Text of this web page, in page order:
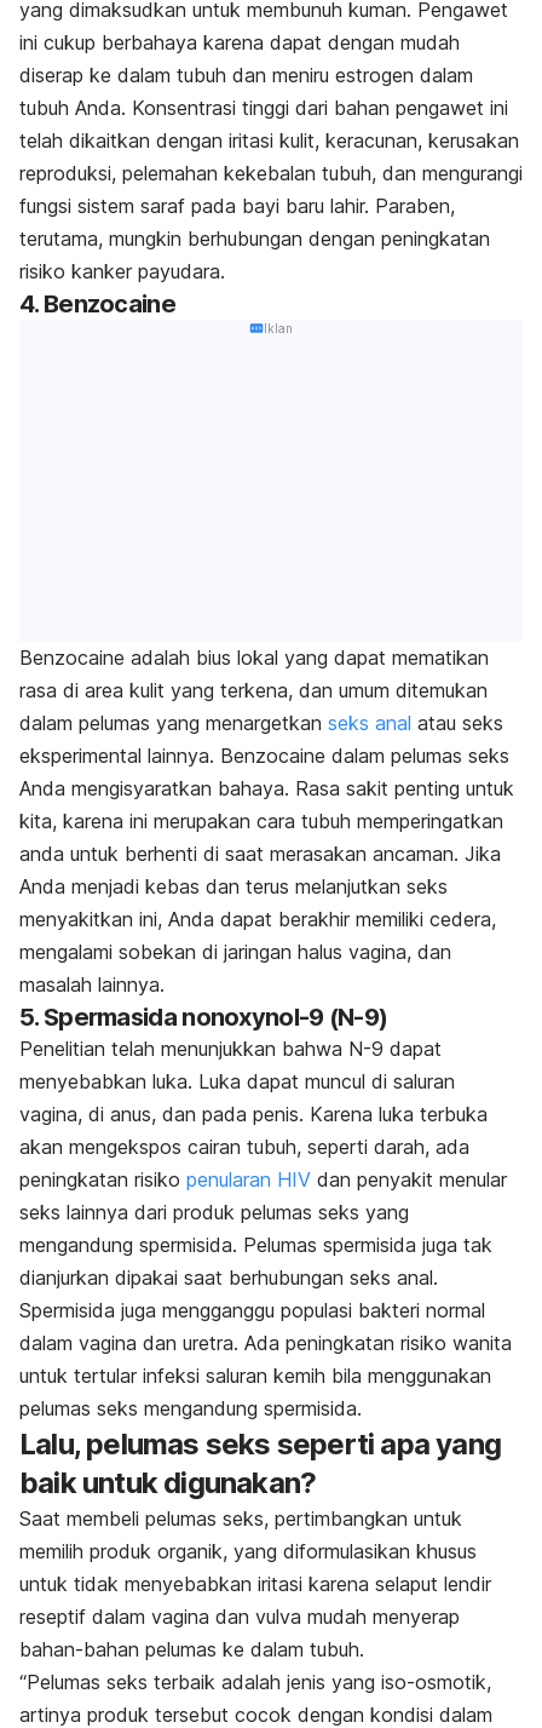
yang dimaksudkan untuk membunuh kuman. Pengawet
ini cukup berbahaya karena dapat dengan mudah
diserap ke dalam tubuh dan meniru estrogen dalam
tubuh Anda. Konsentrasi tinggi dari bahan pengawet ini
telah dikaitkan dengan iritasi kulit, keracunan, kerusakan
reproduksi, pelemahan kekebalan tubuh, dan mengurangi
fungsi sistem saraf pada bayi baru lahir. Paraben,
terutama, mungkin berhubungan dengan peningkatan
risiko kanker payudara.
4. Benzocaine
Iklan
Benzocaine adalah bius lokal yang dapat mematikan
rasa di area kulit yang terkena, dan umum ditemukan
dalam pelumas yang menargetkan seks anal atau seks
eksperimental lainnya. Benzocaine dalam pelumas seks
Anda mengisyaratkan bahaya. Rasa sakit penting untuk
kita, karena ini merupakan cara tubuh memperingatkan
anda untuk berhenti di saat merasakan ancaman. Jika
Anda menjadi kebas dan terus melanjutkan seks
menyakitkan ini, Anda dapat berakhir memiliki cedera,
mengalami sobekan di jaringan halus vagina, dan
masalah lainnya.
5. Spermasida nonoxynol-9 (N-9)
Penelitian telah menunjukkan bahwa N-9 dapat
menyebabkan luka. Luka dapat muncul di saluran
vagina, di anus, dan pada penis. Karena luka terbuka
akan mengekspos cairan tubuh, seperti darah, ada
peningkatan risiko penularan HIV dan penyakit menular
seks lainnya dari produk pelumas seks yang
mengandung spermisida. Pelumas spermisida juga tak
dianjurkan dipakai saat berhubungan seks anal.
Spermisida juga mengganggu populasi bakteri normal
dalam vagina dan uretra. Ada peningkatan risiko wanita
untuk tertular infeksi saluran kemih bila menggunakan
pelumas seks mengandung spermisida.
Lalu, pelumas seks seperti apa yang
baik untuk digunakan?
Saat membeli pelumas seks, pertimbangkan untuk
memilih produk organik, yang diformulasikan khusus
untuk tidak menyebabkan iritasi karena selaput lendir
reseptif dalam vagina dan vulva mudah menyerap
bahan-bahan pelumas ke dalam tubuh.
“Pelumas seks terbaik adalah jenis yang iso-osmotik,
artinya produk tersebut cocok dengan kondisi dalam